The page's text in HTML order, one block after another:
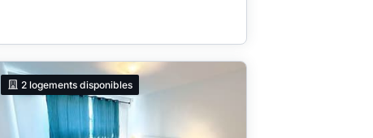
2 logements disponibles